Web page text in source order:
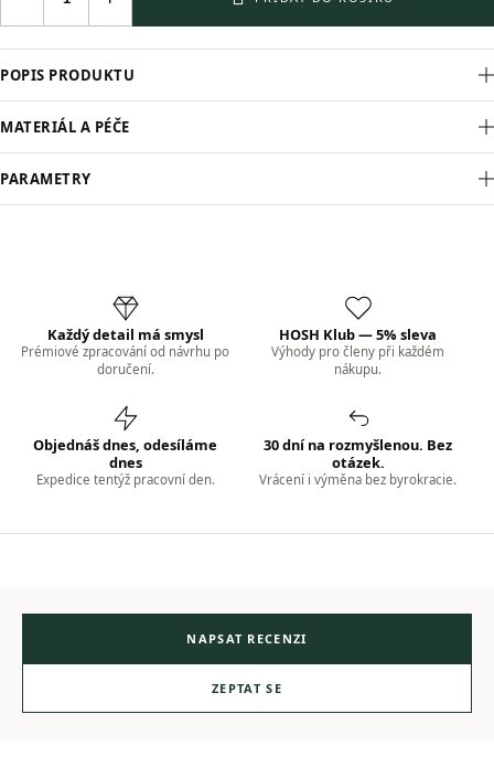
POPIS PRODUKTU
MATERIÁL A PÉČE
PARAMETRY
Každý detail má smysl
Prémiové zpracování od návrhu po
doručení.
HOSH Klub — 5% sleva
Výhody pro členy při každém
nákupu.
Objednáš dnes, odesíláme
dnes
Expedice tentýž pracovní den.
30 dní na rozmyšlenou. Bez
otázek.
Vrácení i výměna bez byrokracie.
NAPSAT RECENZI
ZEPTAT SE